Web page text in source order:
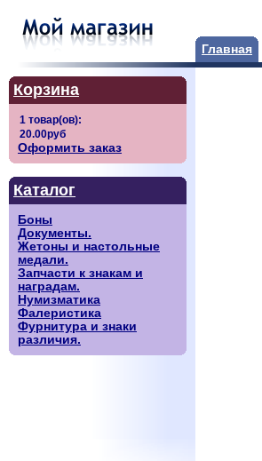
Главная
Корзина
Оформить заказ
Каталог
Боны
Документы.
Жетоны и настольные
медали.
Запчасти к знакам и
наградам.
Нумизматика
Фалеристика
Фурнитура и знаки
различия.